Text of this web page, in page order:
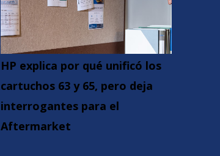
HP explica por qué unificó los
cartuchos 63 y 65, pero deja
interrogantes para el
Aftermarket